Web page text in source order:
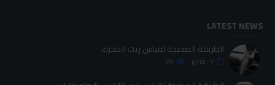
LATEST NEWS
الطريقة الصحيحة لقياس زيت المحرك
٠٧ فبراير 24